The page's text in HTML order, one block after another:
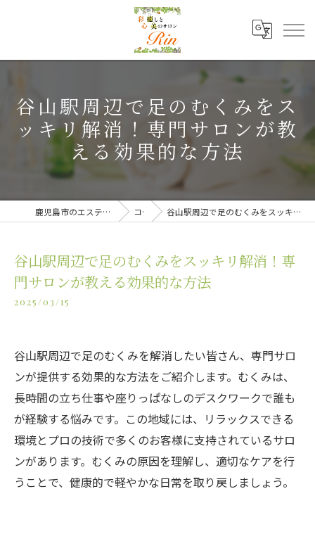
谷山駅周辺で足のむくみをス
ッキリ解消！専門サロンが教
える効果的な方法
鹿児島市のエステなら癒しと美のサロンRin コラム 谷山駅周辺で足のむくみをスッキリ解消！専門サロンが教える効果的な方法
谷山駅周辺で足のむくみをスッキリ解消！専
門サロンが教える効果的な方法
2025/03/15
谷山駅周辺で足のむくみを解消したい皆さん、専門サロ
ンが提供する効果的な方法をご紹介します。むくみは、
長時間の立ち仕事や座りっぱなしのデスクワークで誰も
が経験する悩みです。この地域には、リラックスできる
環境とプロの技術で多くのお客様に支持されているサロ
ンがあります。むくみの原因を理解し、適切なケアを行
うことで、健康的で軽やかな日常を取り戻しましょう。